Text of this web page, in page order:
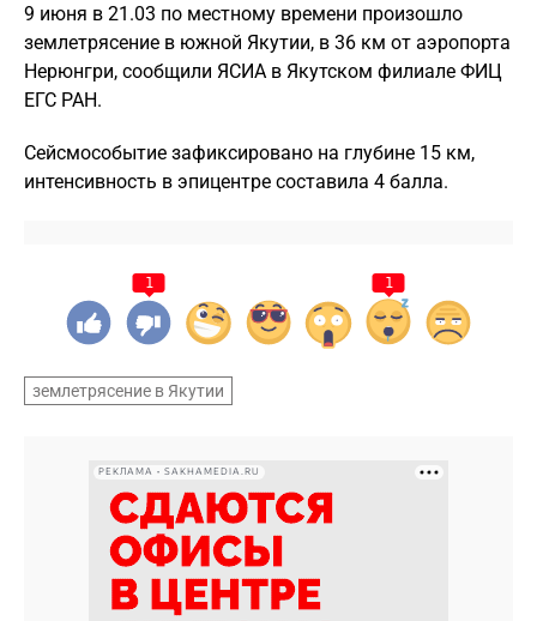
9 июня в 21.03 по местному времени произошло
землетрясение в южной Якутии, в 36 км от аэропорта
Нерюнгри, сообщили ЯСИА в Якутском филиале ФИЦ
ЕГС РАН.
Сейсмособытие зафиксировано на глубине 15 км,
интенсивность в эпицентре составила 4 балла.
1 1
землетрясение в Якутии
РЕКЛАМА • SAKHAMEDIA.RU